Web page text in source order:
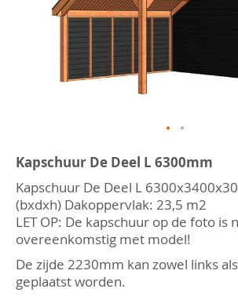
afbeeldingen-
naar
begin
van
de
afbeeldingen-
gallerij
Kapschuur De Deel L 6300mm
Kapschuur De Deel L
(bxdxh) Dakoppervlak: 23,5 m2
LET OP: De kapschuur op de foto is
overeenkomstig met model!
De zijde 2230mm kan zowel links
geplaatst worden.